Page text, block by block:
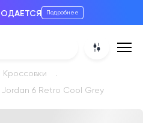
Подробнее
Кроссовки
Jordan 6 Retro Cool Grey